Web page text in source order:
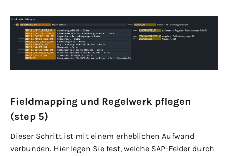
Fieldmapping und Regelwerk pflegen
(step 5)
Dieser Schritt ist mit einem erheblichen Aufwand
verbunden. Hier legen Sie fest, welche SAP-Felder durch